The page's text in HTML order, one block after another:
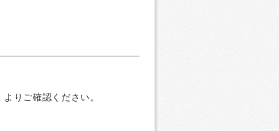
よりご確認ください。